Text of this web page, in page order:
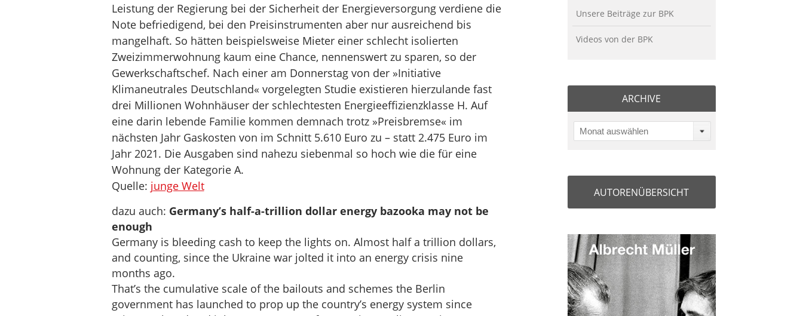
Leistung der Regierung bei der Sicherheit der Energieversorgung verdiene die
Note befriedigend, bei den Preisinstrumenten aber nur ausreichend bis
mangelhaft. So hätten beispielsweise Mieter einer schlecht isolierten
Zweizimmerwohnung kaum eine Chance, nennenswert zu sparen, so der
Gewerkschaftschef. Nach einer am Donnerstag von der »Initiative
Klimaneutrales Deutschland« vorgelegten Studie existieren hierzulande fast
drei Millionen Wohnhäuser der schlechtesten Energieeffizienzklasse H. Auf
eine darin lebende Familie kommen demnach trotz »Preisbremse« im
nächsten Jahr Gaskosten von im Schnitt 5.610 Euro zu – statt 2.475 Euro im
Jahr 2021. Die Ausgaben sind nahezu siebenmal so hoch wie die für eine
Wohnung der Kategorie A.
Quelle: junge Welt
dazu auch: Germany’s half-a-trillion dollar energy bazooka may not be
enough
Germany is bleeding cash to keep the lights on. Almost half a trillion dollars,
and counting, since the Ukraine war jolted it into an energy crisis nine
months ago.
That’s the cumulative scale of the bailouts and schemes the Berlin
government has launched to prop up the country’s energy system since
Unsere Beiträge zur BPK
Videos von der BPK
ARCHIVE
Monat auswählen
AUTORENÜBERSICHT